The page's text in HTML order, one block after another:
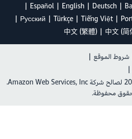
Deutsch
English
Español
Tiếng Việt
Türkçe
Ρусский
中文 (简
中文 (繁體)
شروط الموقع |
|
حقوق الطبع والنشر © لعام 2024 لصالح شركة Amazon Web Services, Inc.
محفوظة.